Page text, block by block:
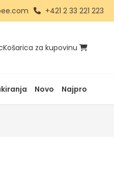
+421 2 33 221 223
Košarica za kupovinu
Novo